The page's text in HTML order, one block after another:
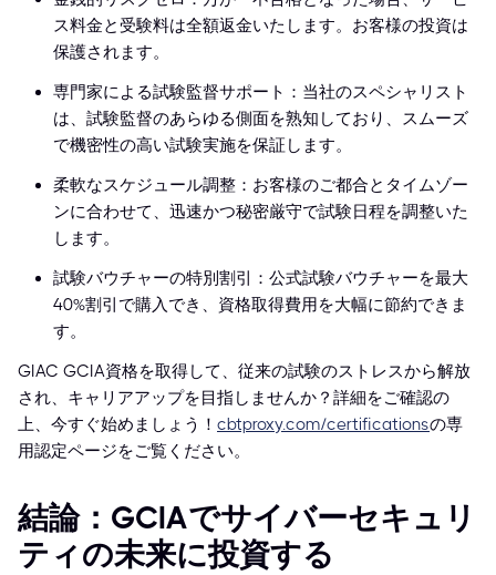
ス料金と受験料は全額返金いたします。お客様の投資は
保護されます。
専門家による試験監督サポート：当社のスペシャリスト
は、試験監督のあらゆる側面を熟知しており、スムーズ
で機密性の高い試験実施を保証します。
柔軟なスケジュール調整：お客様のご都合とタイムゾー
ンに合わせて、迅速かつ秘密厳守で試験日程を調整いた
します。
試験バウチャーの特別割引：公式試験バウチャーを最大
40%割引で購入でき、資格取得費用を大幅に節約できま
す。
GIAC GCIA資格を取得して、従来の試験のストレスから解放
され、キャリアアップを目指しませんか？詳細をご確認の
上、今すぐ始めましょう！ cbtproxy.com/certificationsの専
用認定ページをご覧ください。
結論：GCIAでサイバーセキュリ
ティの未来に投資する